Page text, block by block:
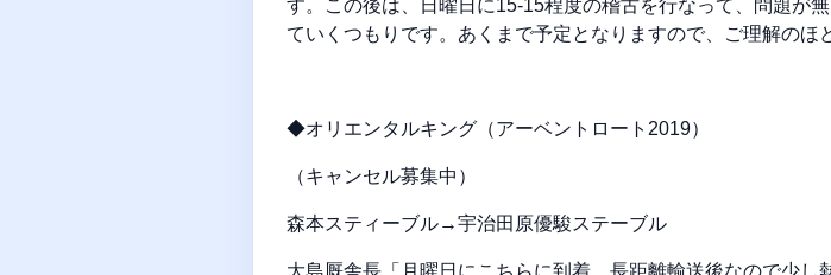
す。この後は、日曜日に15-15程度の稽古を行なって、問題が
ていくつもりです。あくまで予定となりますので、ご理解のほ
◆オリエンタルキング（アーベントロート2019）
（キャンセル募集中）
森本スティーブル→宇治田原優駿ステーブル
大島厩舎長「月曜日にこちらに到着。長距離輸送後なので少